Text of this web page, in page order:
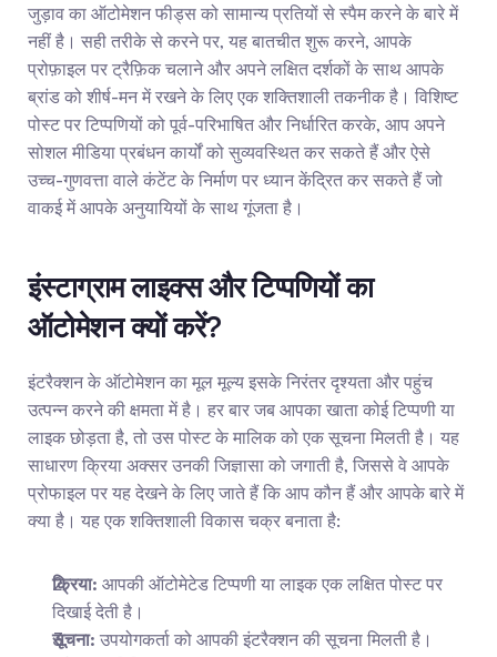
जुड़ाव का ऑटोमेशन फीड्स को सामान्य प्रतियों से स्पैम करने के बारे में
नहीं है। सही तरीके से करने पर, यह बातचीत शुरू करने, आपके
प्रोफ़ाइल पर ट्रैफ़िक चलाने और अपने लक्षित दर्शकों के साथ आपके
ब्रांड को शीर्ष-मन में रखने के लिए एक शक्तिशाली तकनीक है। विशिष्ट
पोस्ट पर टिप्पणियों को पूर्व-परिभाषित और निर्धारित करके, आप अपने
सोशल मीडिया प्रबंधन कार्यों को सुव्यवस्थित कर सकते हैं और ऐसे
उच्च-गुणवत्ता वाले कंटेंट के निर्माण पर ध्यान केंद्रित कर सकते हैं जो
वाकई में आपके अनुयायियों के साथ गूंजता है।
इंस्टाग्राम लाइक्स और टिप्पणियों का
ऑटोमेशन क्यों करें?
इंटरैक्शन के ऑटोमेशन का मूल मूल्य इसके निरंतर दृश्यता और पहुंच
उत्पन्न करने की क्षमता में है। हर बार जब आपका खाता कोई टिप्पणी या
लाइक छोड़ता है, तो उस पोस्ट के मालिक को एक सूचना मिलती है। यह
साधारण क्रिया अक्सर उनकी जिज्ञासा को जगाती है, जिससे वे आपके
प्रोफाइल पर यह देखने के लिए जाते हैं कि आप कौन हैं और आपके बारे में
क्या है। यह एक शक्तिशाली विकास चक्र बनाता है:
क्रिया: आपकी ऑटोमेटेड टिप्पणी या लाइक एक लक्षित पोस्ट पर
दिखाई देती है।
सूचना: उपयोगकर्ता को आपकी इंटरैक्शन की सूचना मिलती है।